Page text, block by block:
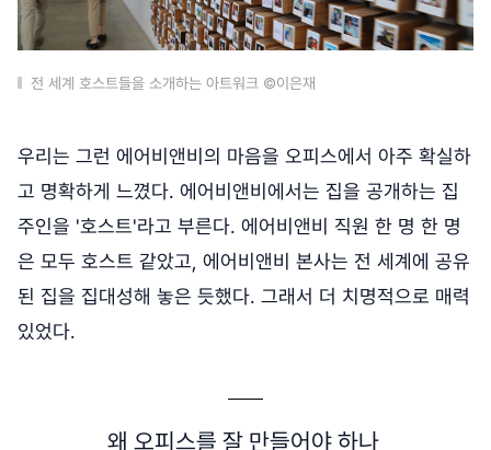
전 세계 호스트들을 소개하는 아트워크 ©이은재
우리는 그런 에어비앤비의 마음을 오피스에서 아주 확실하
고 명확하게 느꼈다. 에어비앤비에서는 집을 공개하는 집
주인을 '호스트'라고 부른다. 에어비앤비 직원 한 명 한 명
은 모두 호스트 같았고, 에어비앤비 본사는 전 세계에 공유
된 집을 집대성해 놓은 듯했다. 그래서 더 치명적으로 매력
있었다.
왜 오피스를 잘 만들어야 하나